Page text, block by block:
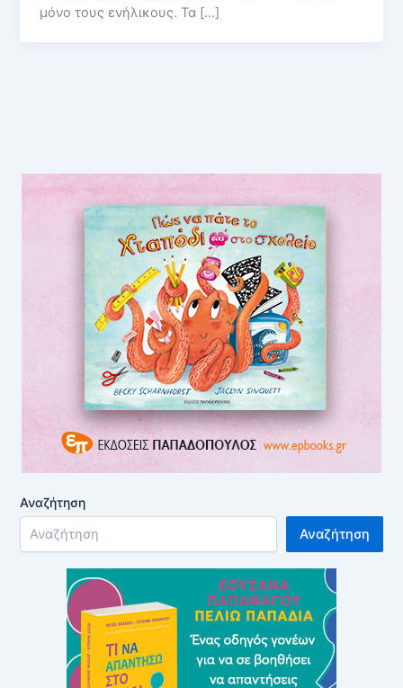
μόνο τους ενήλικους. Τα […]
Αναζήτηση
Αναζήτηση